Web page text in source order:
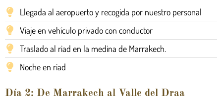
Llegada al aeropuerto y recogida por nuestro personal
Viaje en vehículo privado con conductor
Traslado al riad en la medina de Marrakech.
Noche en riad
Día 2: De Marrakech al Valle del Draa